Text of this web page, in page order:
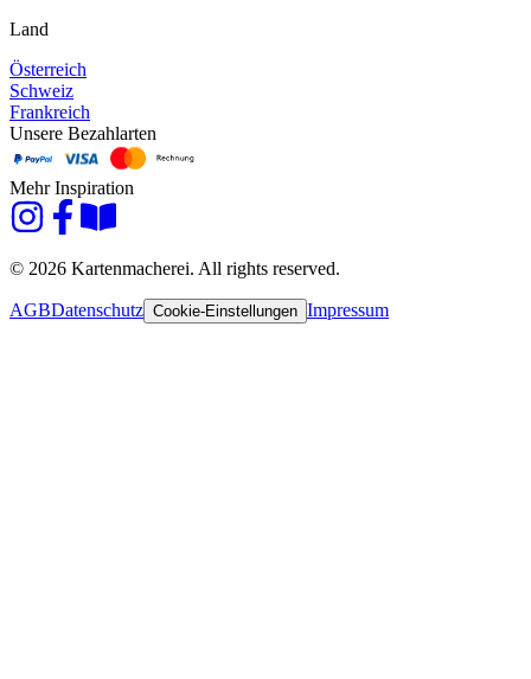
Land
Österreich
Schweiz
Frankreich
Unsere Bezahlarten
Mehr Inspiration
© 2026 Kartenmacherei. All rights reserved.
AGBDatenschutz Cookie-Einstellungen Impressum